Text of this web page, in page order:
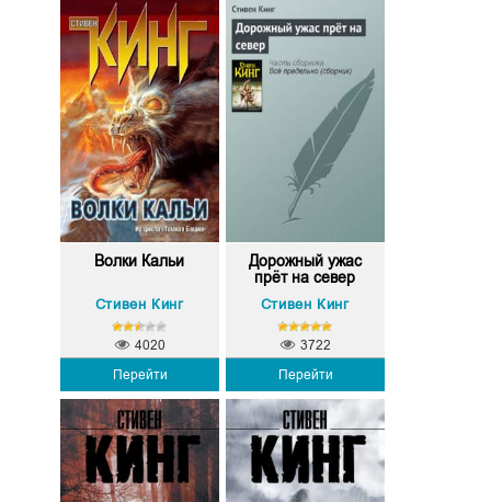
Волки Кальи
Стивен Кинг
Перейти
4020
Дорожный ужас
прёт на север
Стивен Кинг
Перейти
3722